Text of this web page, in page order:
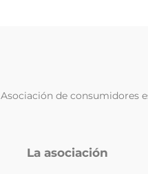
Asociación de consumidores
La asociación